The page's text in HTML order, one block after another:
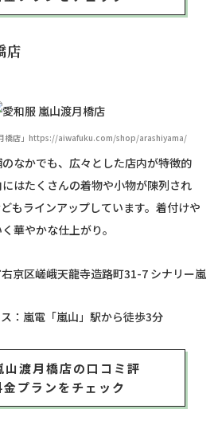
店
月橋店」https://aiwafuku.com/shop/arashiyama/
なかでも、広々とした店内が特徴的
はたくさんの着物や小物が陳列され
もラインアップしています。着付けや
華やかな仕上がり。
京区嵯峨天龍寺造路町31-7 シナリー嵐
：嵐電「嵐山」駅から徒歩3分
山渡月橋店の口コミ評
プランをチェック